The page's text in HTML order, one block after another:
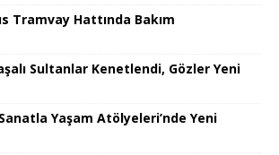
Tramvay Hattında Bakım
Sultanlar Kenetlendi, Gözler Yeni
Yaşam Atölyeleri’nde Yeni